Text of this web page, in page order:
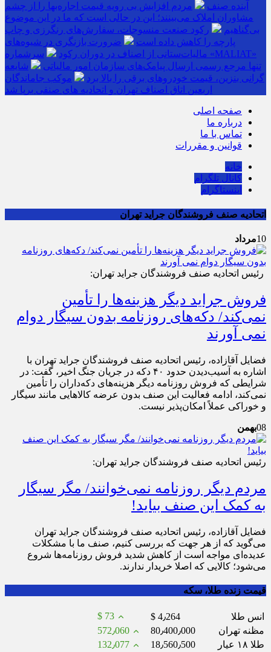
آینده صنف
مردم افزایش بی رویه قیمت اجاره‌بها را از چشم
مشاوران املاک می‌بینند؛ این در حالی است که ما در این موضوع
بی‌گناهیم
رکود صنعت منسوجات، سفارش‌های رنگرزی و چاپ
پارچه را کاهش داده است
ضرورت بازنگری در شیوه‌های
مالیات‌ستانی از اصناف در دوران رکود
سرشماره «MALIAT»
تنها مرجع رسمی ارسال پیامک‌های سازمان امور مالیاتی
شایعه
گرانی بنزین، قیمت خودروهای برقی را بالا برد
موکب جاماندگان
اربعین اتاق اصناف تهران و اتحادیه های صنفی برپا شد
صفحه اصلی
درباره ما
تماس با ما
قوانین و مقررات
خانه
کانال تلگرام
اینستاگرام
اتحادیه صنف فروشندگان جراید تهران
10مرداد
رئیس اتحادیه صنف فروشندگان جراید تهران:
فروش جراید دیگر هزینه‌ها را تأمین
نمی‌کند/ دکه‌های روزنامه بدون سیگار دوام
نمی آورند
فضایل آقازاده، رئیس اتحادیه صنف فروشندگان جراید تهران با
اشاره به آسیب‌دیدن حدود ۴۰ دکه در جریان جنگ اخیر، گفت: در
شرایطی که فروش روزنامه دیگر هزینه‌های دکه‌داران را تأمین
نمی‌کند، ادامه فعالیت این صنف بدون عرضه کالاهایی مانند سیگار
و خوراکی عملاً امکان‌پذیر نیست.
08بهمن
رئیس اتحادیه صنف فروشندگان جراید تهران:
مردم دیگر روزنامه نمی‌خوانند/ مگر سیگار
به کمک این صنف بیاید!
فضایل آقازاده، رئیس اتحادیه صنف فروشندگان جراید تهران
می‌گوید که از هر جهت که بررسی کنیم، صنف ما با مشکلات
عدیده‌ای مواجه است از کاهش شدید فروش روزنامه‌ها شروع
می‌شود؛ کالایی که اصلا خریدار ندارند.
قیمت زنده طلا، سکه
انس طلا $ 4٫264
$ 73
مظنه تهران
80٫400٫000
572٫060
طلا ۱۸ عیار
18٫560٫500
132٫077